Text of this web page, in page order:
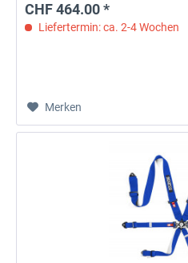
CHF 464.00 *
Liefertermin: ca. 2-4 Wochen
Merken